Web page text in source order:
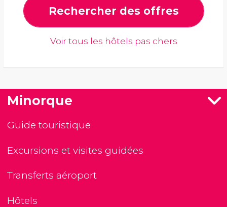
Rechercher des offres
Voir tous les hôtels pas chers
Minorque
Guide touristique
Excursions et visites guidées
Transferts aéroport
Hôtels